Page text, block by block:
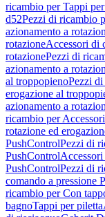
ricambio per Tappi
d52Pezzi di ricambio
azionamento a
rotazioneAccessori di
rotazionePezzi di
azionamento a
al troppopienoPezzi
erogazione al
azionamento a
ricambio per
rotazione ed
PushControlPezzi di
PushControl
PushControlPezzi di
comando a pressione
ricambio per Con
bagnoTappi per piletta